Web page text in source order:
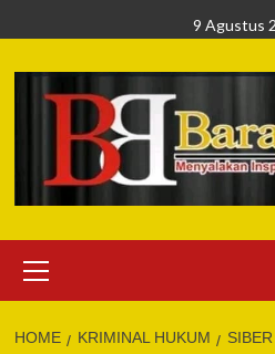
to
content
9 Agustus
Menu
HOME KRIMINAL HUKUM